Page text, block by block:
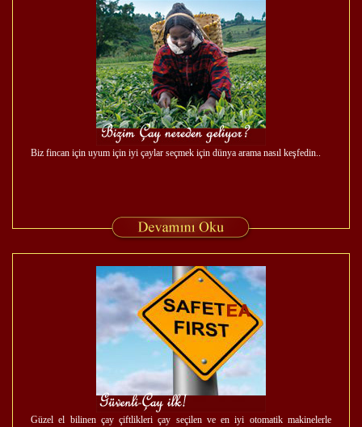
Biz fincan için uyum için iyi çaylar seçmek için dünya arama nasıl keşfedin..
Güzel el bilinen çay çiftlikleri çay seçilen ve en iyi otomatik makinelerle